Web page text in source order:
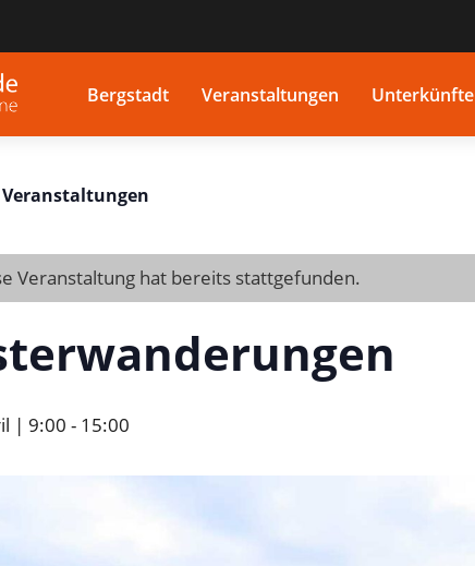
Bergstadt Veranstaltungen Unterkünfte
Veranstaltung hat bereits stattgefunden.
| 9:00 - 15:00